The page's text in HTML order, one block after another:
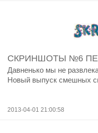
СКРИНШОТЫ №6
Давненько мы не
Новый выпуск смешных
2013-04-01 21:00:58